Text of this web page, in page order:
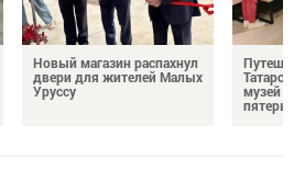
Новый магазин распахнул
двери для жителей Малых
Уруссу
музей